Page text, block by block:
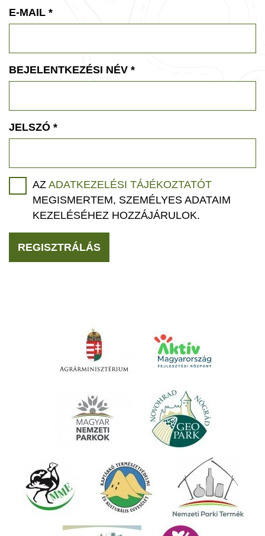
E-MAIL *
BEJELENTKEZÉSI NÉV *
JELSZÓ *
AZ ADATKEZELÉSI TÁJÉKOZTATÓT
MEGISMERTEM, SZEMÉLYES ADATAIM
KEZELÉSÉHEZ HOZZÁJÁRULOK.
REGISZTRÁLÁS